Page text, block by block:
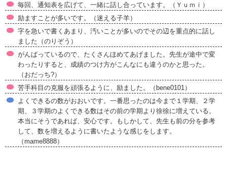
毎回、通知表を広げて、一緒に話し合っています。（Ｙｕｍｉ）
励ますことが多いです。（迷える子羊）
字を急いで書くあまり、汚いことが多いのでその辺を重点的に話し
ました（のりぞう）
がんばっているので、たくさんほめてあげました。先生が途中で変
わったりすると、成績のつけ方がこんなにも違うのかと思った。
（おだっち?）
苦手科目の克服を頑張るように、励ました。（bene0101）
よくできるの数がおおいです。一番思ったのは今まで１学期、２学
期、３学期のよくできる数はその前の学期より徐徐に増えている。
本当にそうであれば、安心です。もしかして、先生も前の分を参考
して、数を増えるように書いたような感じをします。
（mame8888）